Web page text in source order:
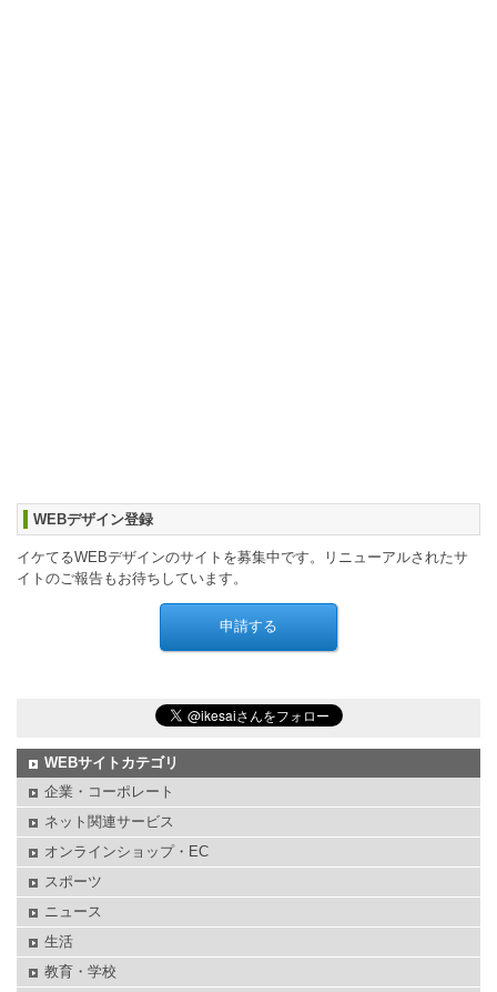
WEBデザイン登録
イケてるWEBデザインのサイトを募集中です。リニューアルされたサ
イトのご報告もお待ちしています。
WEBサイトカテゴリ
企業・コーポレート
ネット関連サービス
オンラインショップ・EC
スポーツ
ニュース
生活
教育・学校